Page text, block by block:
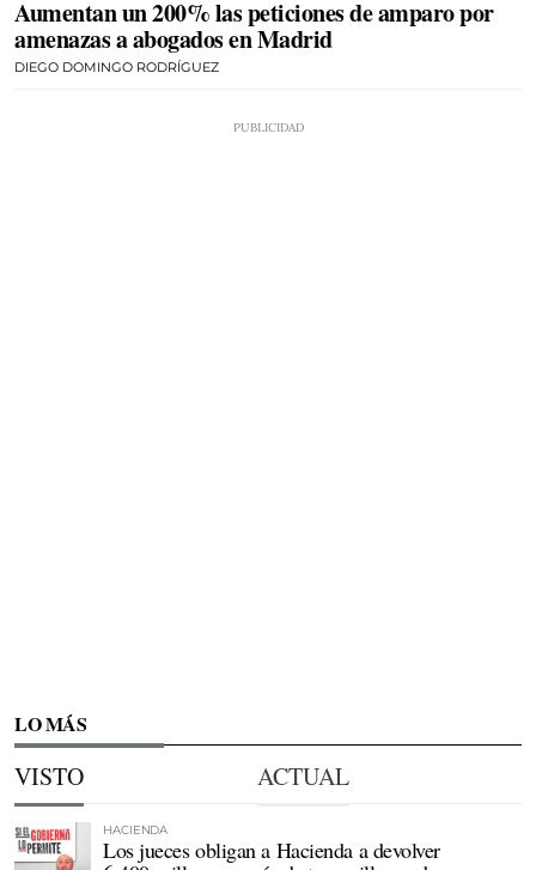
Aumentan un 200% las peticiones de amparo por
amenazas a abogados en Madrid
DIEGO DOMINGO RODRÍGUEZ
LO MÁS
VISTO ACTUAL
HACIENDA
Los jueces obligan a Hacienda a devolver